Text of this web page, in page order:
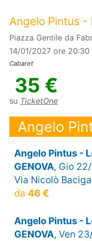
Angelo Pintus -
Piazza Gentile da
14/01/2027 ore 20:30
Cabaret
35 €
su TicketOne
Angelo
Angelo Pintus -
GENOVA, Gio
Via Nicolò
da 46 €
Angelo Pintus -
GENOVA, Ven